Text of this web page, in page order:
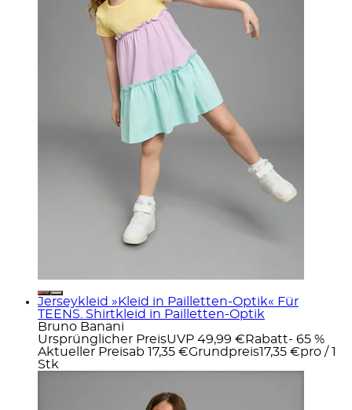
Jerseykleid »Kleid in Pailletten-Optik« Für
TEENS. Shirtkleid in Pailletten-Optik
Bruno Banani
Ursprünglicher PreisUVP 49,99 € Rabatt- 65 %
Aktueller Preisab 17,35 €Grundpreis17,35 €pro / 1
Stk